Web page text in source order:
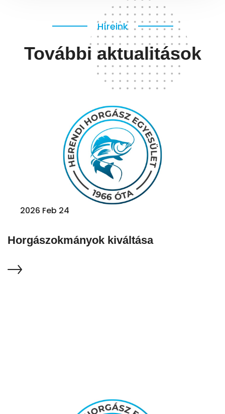
Híreink
További aktualitások
2026 Feb 24
Horgászokmányok kiváltása